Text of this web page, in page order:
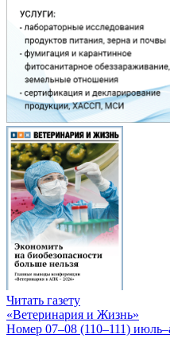
Читать газету
«Ветеринария и Жизнь»
Номер 07–08 (110–111)